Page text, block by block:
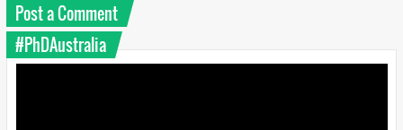
Post a Comment
#PhDAustralia